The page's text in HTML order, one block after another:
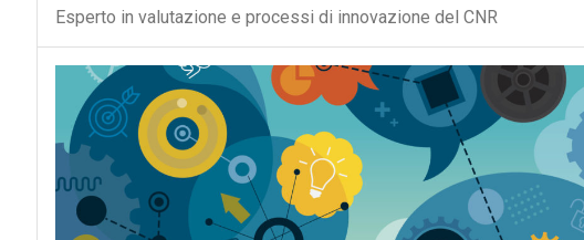
Esperto in valutazione e processi di innovazione del CNR